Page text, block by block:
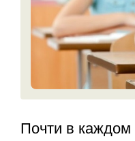
Почти в